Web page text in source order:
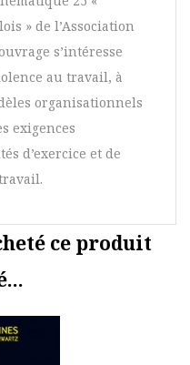
» de l’Association
s’intéresse
au travail, à
organisationnels
exigences
d’exercice et de
ce produit